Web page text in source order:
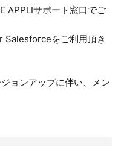
APPLIサポート窓口でご
Salesforceをご利用頂き
ョンアップに伴い、メン